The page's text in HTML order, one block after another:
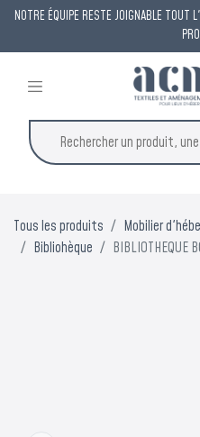
NOTRE ÉQUIPE RESTE JOIGNABLE TOUT
Tous les produits Mobilier
Bibliohèque
BIBLIOTHEQUE
ACM